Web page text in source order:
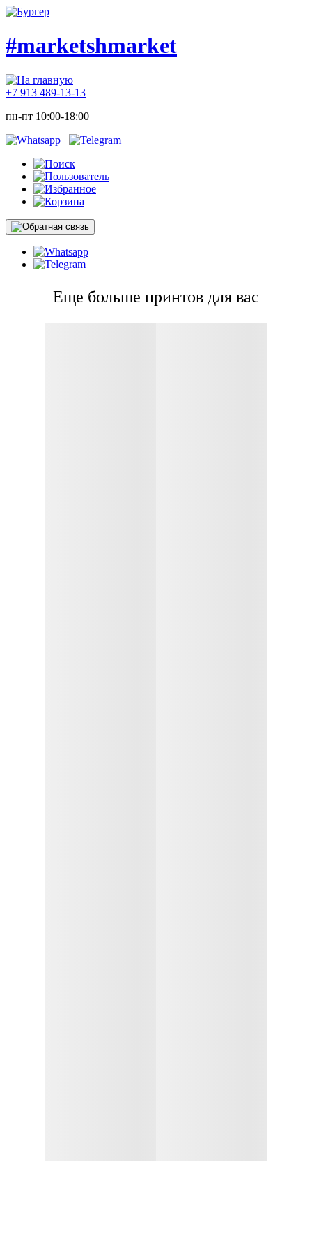
#marketshmarket
+7 913 489-13-13
пн-пт 10:00-18:00
Еще больше принтов для вас